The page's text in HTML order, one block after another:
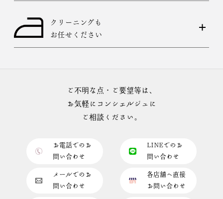
クリーニングも
お任せください
ご不明な点・ご要望等は、
お気軽にコンシェルジュに
ご相談ください。
お電話でのお
問い合わせ
LINEでのお
問い合わせ
メールでのお
問い合わせ
各店舗へ直接
お問い合わせ